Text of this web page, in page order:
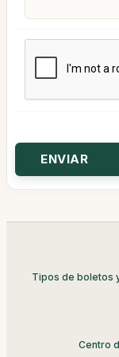
Tipos de boletos
Centro